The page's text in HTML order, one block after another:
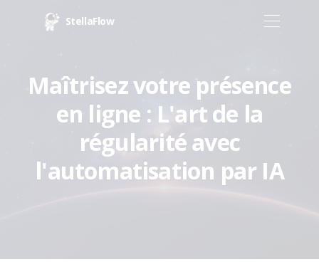
StellaFlow
Maîtrisez votre présence
en ligne : L'art de la
régularité avec
l'automatisation par IA